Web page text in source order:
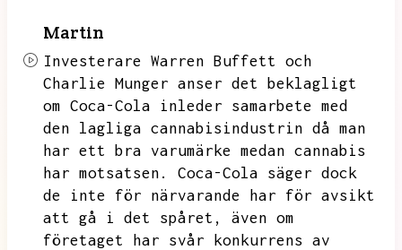
Martin
Investerare Warren Buffett och
Charlie Munger anser det beklagligt
om Coca-Cola inleder samarbete med
den lagliga cannabisindustrin då man
har ett bra varumärke medan cannabis
har motsatsen.
Coca-Cola säger dock
de inte för närvarande har för avsikt
att gå i det spåret,
även om
företaget har svår konkurrens av